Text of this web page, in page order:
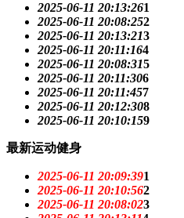
2025-06-11 20:13:261
2025-06-11 20:08:252
2025-06-11 20:13:213
2025-06-11 20:11:164
2025-06-11 20:08:315
2025-06-11 20:11:306
2025-06-11 20:11:457
2025-06-11 20:12:308
2025-06-11 20:10:159
最新运动健身
2025-06-11 20:09:391
2025-06-11 20:10:562
2025-06-11 20:08:023